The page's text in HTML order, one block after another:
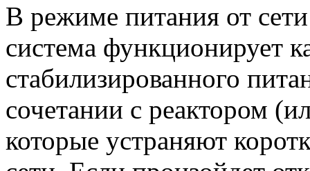
В режиме питания от
система функционирует
стабилизированного
сочетании с реактором
которые устраняют